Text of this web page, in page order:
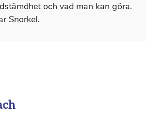
och vad man kan göra.
Snorkel.